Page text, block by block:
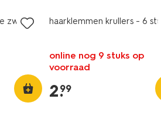
zwart -
haarklemmen krullers - 6
online nog 9 stuks op
voorraad
2.
99